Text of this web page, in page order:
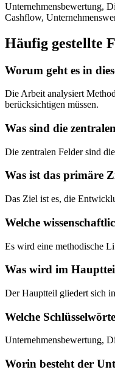
Unternehmensbewertung,
Cashflow,
Häufig gestellte
Worum geht es in
Die Arbeit analysiert
berücksichtigen müssen.
Was sind die
Die zentralen Felder sind
Was ist das primäre
Das Ziel ist es, die
Welche
Es wird eine methodische
Was wird im
Der Hauptteil gliedert sich
Welche
Unternehmensbewertung,
Worin besteht der